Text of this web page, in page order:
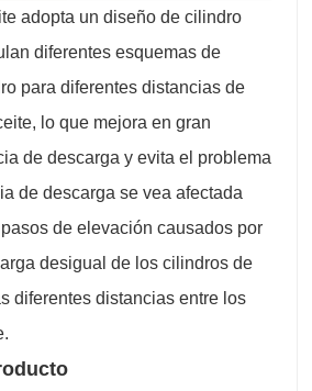
adopta un diseño de cilindro
diferentes esquemas de
para diferentes distancias de
lo que mejora en gran
de descarga y evita el problema
de descarga se vea afectada
de elevación causados por
desigual de los cilindros de
diferentes distancias entre los